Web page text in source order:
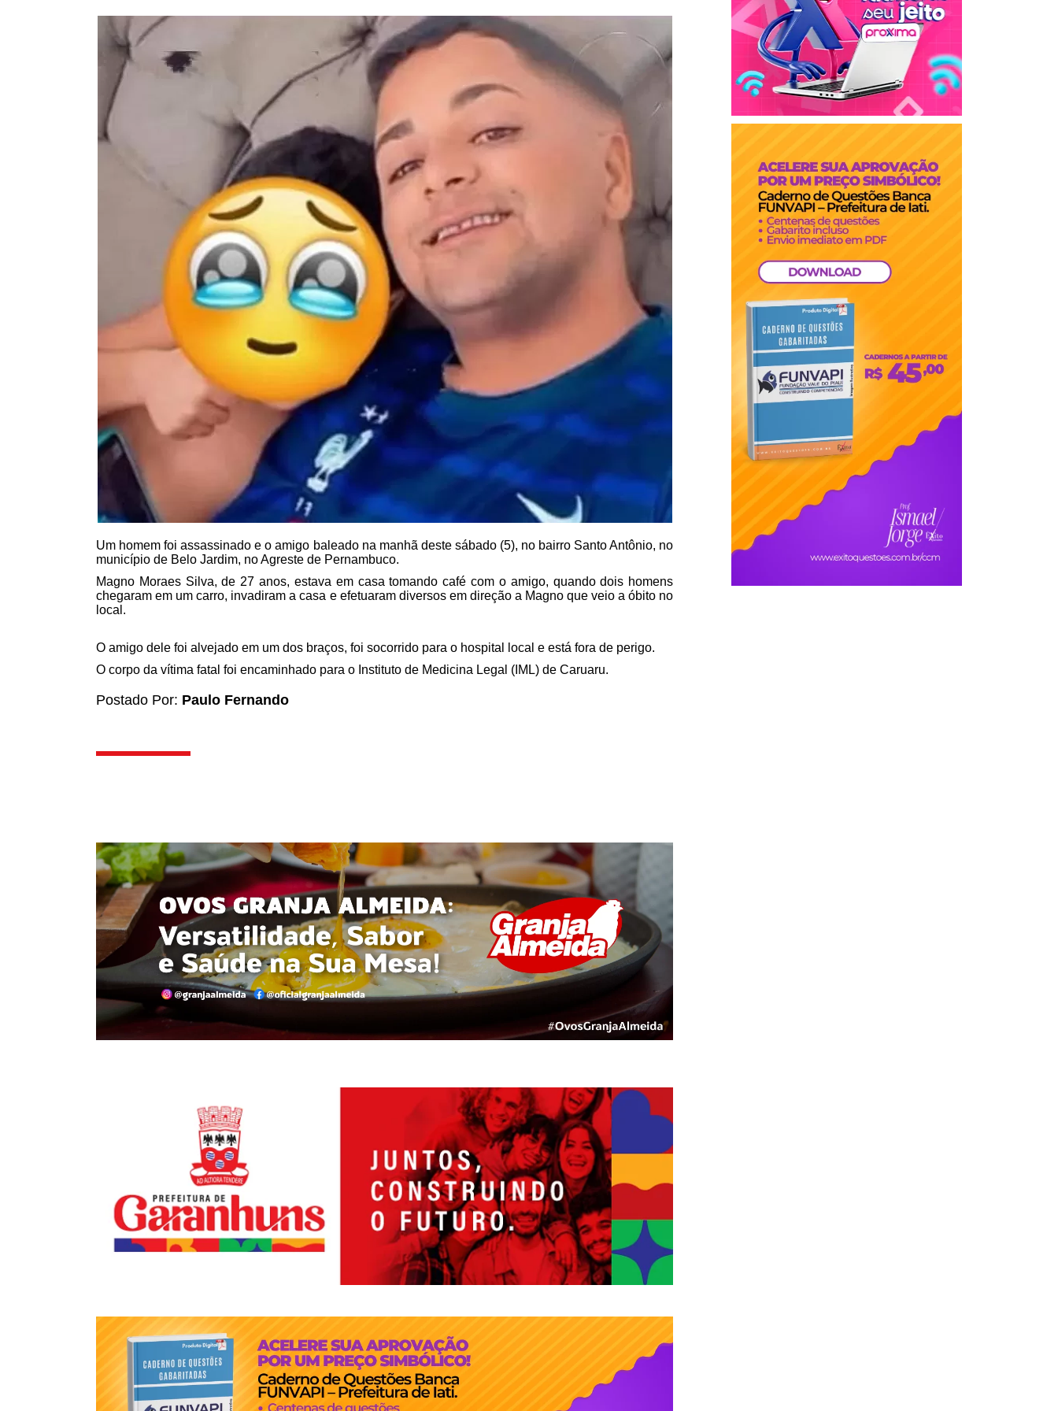
Um homem foi assassinado e o amigo baleado na manhã deste sábado (5), no bairro Santo Antônio, no
município de Belo Jardim, no Agreste de Pernambuco.
Magno Moraes Silva, de 27 anos, estava em casa tomando café com o amigo, quando dois homens
chegaram em um carro, invadiram a casa e efetuaram diversos em direção a Magno que veio a óbito no
local.
O amigo dele foi alvejado em um dos braços, foi socorrido para o hospital local e está fora de perigo.
O corpo da vítima fatal foi encaminhado para o Instituto de Medicina Legal (IML) de Caruaru.
Postado Por: Paulo Fernando